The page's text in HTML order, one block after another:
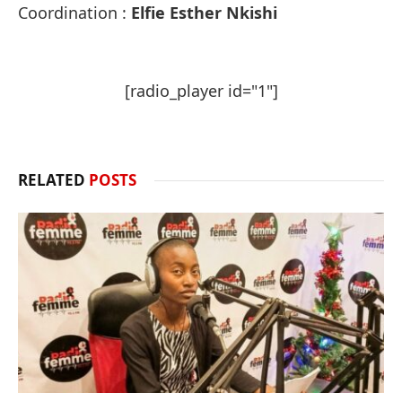
Coordination : Elfie Esther Nkishi
[radio_player id="1"]
RELATED POSTS